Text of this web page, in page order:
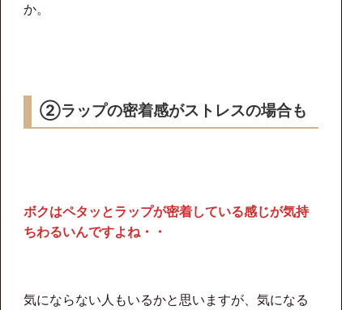
か。
②ラップの密着感がストレスの場合も
ボクはペタッとラップが密着している感じが気持
ちわるいんですよね・・
気にならない人もいるかと思いますが、気になる